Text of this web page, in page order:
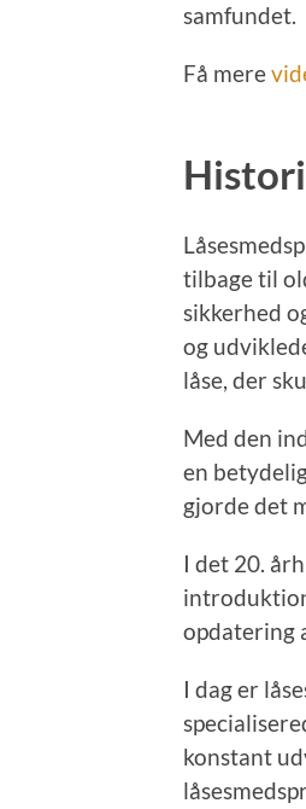
samfundet.
Få mere
tilbage til
sikkerhed
og
låse, der
Med den
en
gjorde det
I det 20.
opdatering
I dag er
konstant